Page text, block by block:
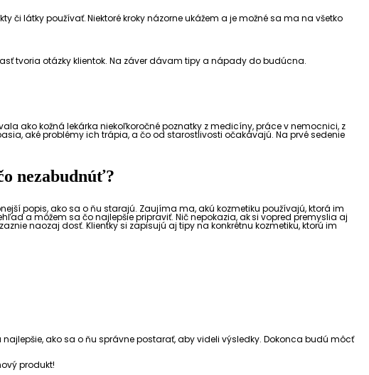
či látky používať. Niektoré kroky názorne ukážem a je možné sa ma na všetko
tvoria otázky klientok. Na záver dávam tipy a nápady do budúcna.
ako kožná lekárka niekoľkoročné poznatky z medicíny, práce v nemocnici, z
aké problémy ich trápia, a čo od starostlivosti očakávajú. Na prvé sedenie
nezabudnúť?
popis, ako sa o ňu starajú. Zaujíma ma, akú kozmetiku používajú, ktorá im
a môžem sa čo najlepšie pripraviť. Nič nepokazia, aksi vopred premyslia aj
naozaj dosť. Klientky si zapisujú aj tipy na konkrétnu kozmetiku, ktorú im
ako sa o ňu správne postarať, aby videli výsledky. Dokonca budú môcť
produkt!